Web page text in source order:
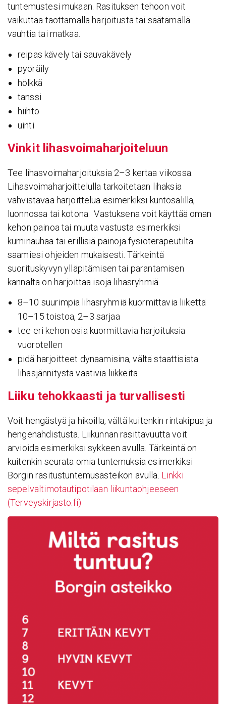
tuntemustesi mukaan. Rasituksen tehoon voit
vaikuttaa taottamalla harjoitusta tai säätämällä
vauhtia tai matkaa.
reipas kävely tai sauvakävely
pyöräily
hölkkä
tanssi
hiihto
uinti
Vinkit lihas­voi­ma­har­joi­te­luun
Tee lihasvoimaharjoituksia 2–3 kertaa viikossa.
Lihasvoimaharjoittelulla tarkoitetaan lihaksia
vahvistavaa harjoittelua esimerkiksi kuntosalilla,
luonnossa tai kotona. Vastuksena voit käyttää oman
kehon painoa tai muuta vastusta esimerkiksi
kuminauhaa tai erillisiä painoja fysioterapeutilta
saamiesi ohjeiden mukaisesti. Tärkeintä
suorituskyvyn ylläpitämisen tai parantamisen
kannalta on harjoittaa isoja lihasryhmiä.
8–10 suurimpia lihasryhmiä kuormittavia liikettä
10–15 toistoa, 2–3 sarjaa
tee eri kehon osia kuormittavia harjoituksia
vuorotellen
pidä harjoitteet dynaamisina, vältä staattisista
lihasjännitystä vaativia liikkeitä
Liiku tehok­kaasti ja turval­li­sesti
Voit hengästyä ja hikoilla, vältä kuitenkin rintakipua ja
hengenahdistusta. Liikunnan rasittavuutta voit
arvioida esimerkiksi sykkeen avulla. Tärkeintä on
kuitenkin seurata omia tuntemuksia esimerkiksi
Borgin rasitustuntemusasteikon avulla. Linkki
sepelvaltimotautipotilaan liikuntaohjeeseen
(Terveyskirjasto.fi)